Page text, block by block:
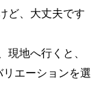
ど、大丈夫です
現地へ行くと、
リエーションを選